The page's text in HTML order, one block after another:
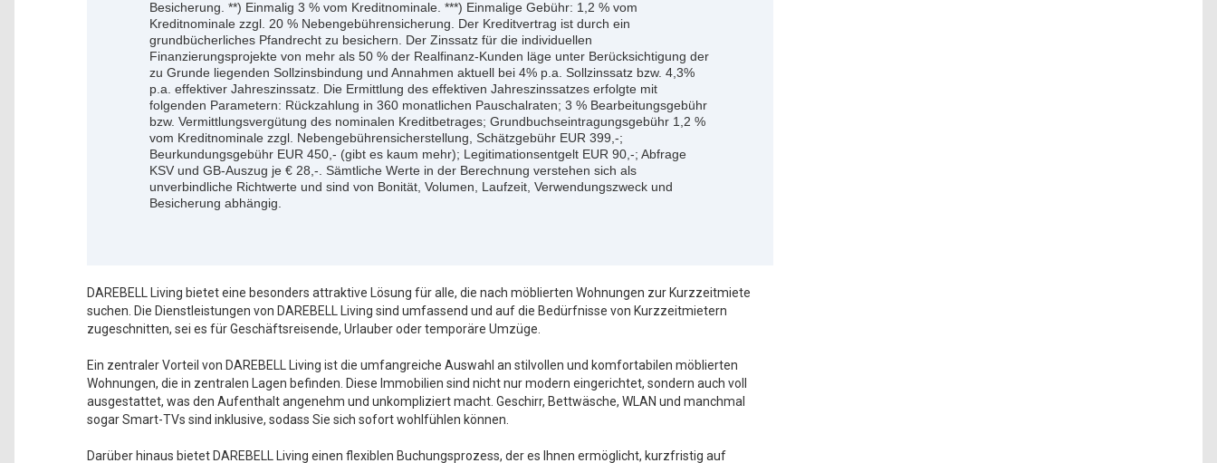
Besicherung. **) Einmalig 3 % vom Kreditnominale. ***) Einmalige Gebühr: 1,2 % vom
Kreditnominale zzgl. 20 % Nebengebührensicherung. Der Kreditvertrag ist durch ein
grundbücherliches Pfandrecht zu besichern. Der Zinssatz für die individuellen
Finanzierungsprojekte von mehr als 50 % der Realfinanz-Kunden läge unter Berücksichtigung der
zu Grunde liegenden Sollzinsbindung und Annahmen aktuell bei 4% p.a. Sollzinssatz bzw. 4,3%
p.a. effektiver Jahreszinssatz. Die Ermittlung des effektiven Jahreszinssatzes erfolgte mit
folgenden Parametern: Rückzahlung in 360 monatlichen Pauschalraten; 3 % Bearbeitungsgebühr
bzw. Vermittlungsvergütung des nominalen Kreditbetrages; Grundbuchseintragungsgebühr 1,2 %
vom Kreditnominale zzgl. Nebengebührensicherstellung, Schätzgebühr EUR 399,-;
Beurkundungsgebühr EUR 450,- (gibt es kaum mehr); Legitimationsentgelt EUR 90,-; Abfrage
KSV und GB-Auszug je € 28,-. Sämtliche Werte in der Berechnung verstehen sich als
unverbindliche Richtwerte und sind von Bonität, Volumen, Laufzeit, Verwendungszweck und
Besicherung abhängig.
DAREBELL Living bietet eine besonders attraktive Lösung für alle, die nach möblierten Wohnungen zur Kurzzeitmiete
suchen. Die Dienstleistungen von DAREBELL Living sind umfassend und auf die Bedürfnisse von Kurzzeitmietern
zugeschnitten, sei es für Geschäftsreisende, Urlauber oder temporäre Umzüge.
Ein zentraler Vorteil von DAREBELL Living ist die umfangreiche Auswahl an stilvollen und komfortabilen möblierten
Wohnungen, die in zentralen Lagen befinden. Diese Immobilien sind nicht nur modern eingerichtet, sondern auch voll
ausgestattet, was den Aufenthalt angenehm und unkompliziert macht. Geschirr, Bettwäsche, WLAN und manchmal
sogar Smart-TVs sind inklusive, sodass Sie sich sofort wohlfühlen können.
Darüber hinaus bietet DAREBELL Living einen flexiblen Buchungsprozess, der es Ihnen ermöglicht, kurzfristig auf